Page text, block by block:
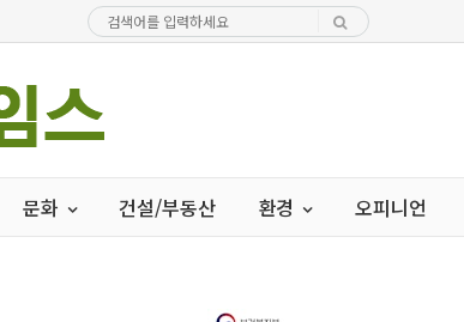
문화 건설/부동산 환경 오피니언